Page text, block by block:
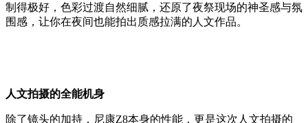
制得极好，色彩过渡自然细腻，还原了夜祭现场的神圣感与氛
围感，让你在夜间也能拍出质感拉满的人文作品。
人文拍摄的全能机身
除了镜头的加持，尼康Z8本身的性能，更是这次人文拍摄的